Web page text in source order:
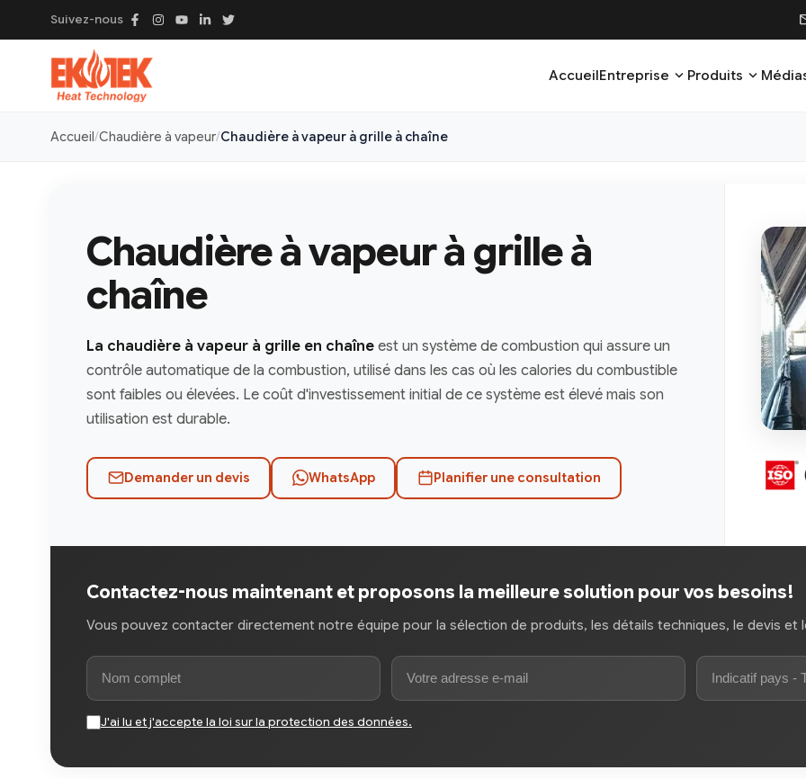
Suivez-nous
AccueilEntreprise expand_more Produits expand_more
Accueil Chaudière à vapeur Chaudière à vapeur à grille à chaîne
Chaudière à vapeur à grille à
chaîne
La chaudière à vapeur à grille en chaîne est un système de combustion qui assure un
contrôle automatique de la combustion, utilisé dans les cas où les calories du combustible
sont faibles ou élevées. Le coût d'investissement initial de ce système est élevé mais son
utilisation est durable.
Demander un devis WhatsApp Planifier une consultation
Contactez-nous maintenant et proposons la meilleure solution pour vos besoins!
Vous pouvez contacter directement notre équipe pour la sélection de produits, les détails techniques, le devis et
J'ai lu et j'accepte la loi sur la protection des données.